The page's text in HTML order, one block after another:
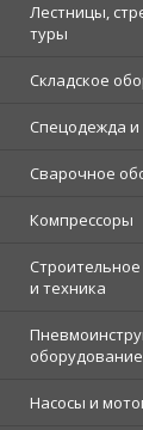
Лестницы,
туры
Складское
Спецодежда и
Сварочное
Компрессоры
и техника
оборудование
Насосы и